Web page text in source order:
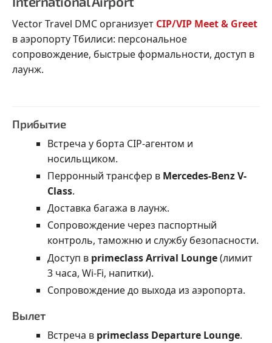
Vector Travel DMC организует CIP/VIP Meet & Greet
в аэропорту Тбилиси: персональное
сопровождение, быстрые формальности, доступ в
лаунж.
Прибытие
Встреча у борта CIP-агентом и
носильщиком.
Перронный трансфер в Mercedes-Benz V-
Class.
Доставка багажа в лаунж.
Сопровождение через паспортный
контроль, таможню и службу безопасности.
Доступ в primeclass Arrival Lounge(лимит
3 часа, Wi-Fi, напитки).
Сопровождение до выхода из аэропорта.
Вылет
Встреча в primeclass Departure Lounge.